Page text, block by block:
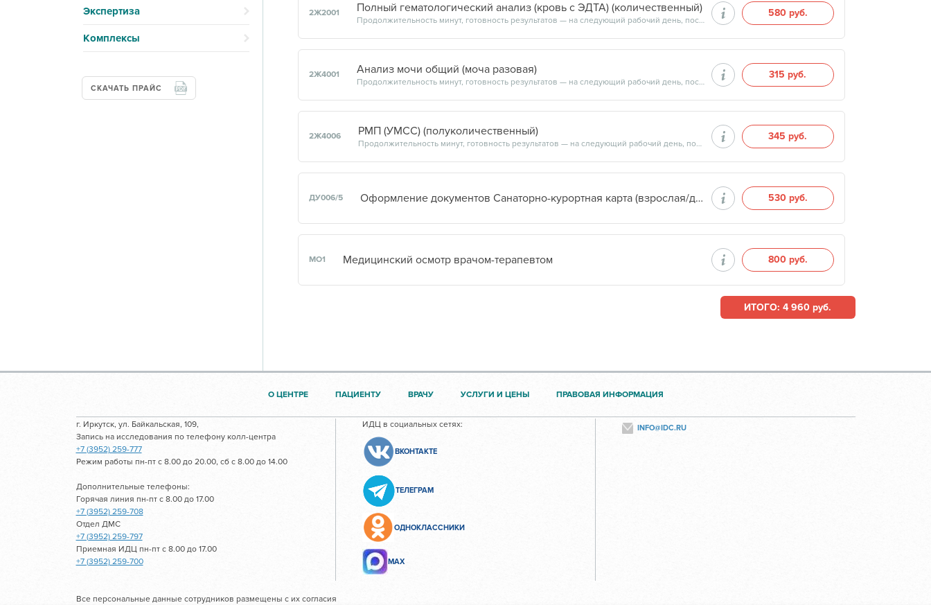
Экспертиза
Комплексы
СКАЧАТЬ ПРАЙС
2Ж2001 Полный гематологический анализ (кровь с ЭДТА) (количественный)
Продолжительность минут, готовность результатов — на следующий рабочий день, после 17:00
580 руб.
2Ж4001 Анализ мочи общий (моча разовая)
Продолжительность минут, готовность результатов — на следующий рабочий день, после 13:00
315 руб.
2Ж4006 РМП (УМСС) (полуколичественный)
Продолжительность минут, готовность результатов — на следующий рабочий день, после 14:00
345 руб.
ДУ006/5 Оформление документов Санаторно-курортная карта (взрослая/детская) 530 руб.
МО1 Медицинский осмотр врачом-терапевтом 800 руб.
ИТОГО: 4 960 руб.
О ЦЕНТРЕ ПАЦИЕНТУ ВРАЧУ УСЛУГИ И ЦЕНЫ ПРАВОВАЯ ИНФОРМАЦИЯ
г. Иркутск, ул. Байкальская, 109,
Запись на исследования по телефону колл-центра
+7 (3952) 259-777
Режим работы пн-пт с 8.00 до 20.00, сб с 8.00 до 14.00
Дополнительные телефоны:
Горячая линия пн-пт с 8.00 до 17.00
+7 (3952) 259-708
Отдел ДМС
+7 (3952) 259-797
Приемная ИДЦ пн-пт с 8.00 до 17.00
+7 (3952) 259-700
ИДЦ в социальных сетях:
ВКОНТАКТЕ
ТЕЛЕГРАМ
ОДНОКЛАССНИКИ
МАХ
INFO@IDC.RU
Все персональные данные сотрудников размещены с их согласия